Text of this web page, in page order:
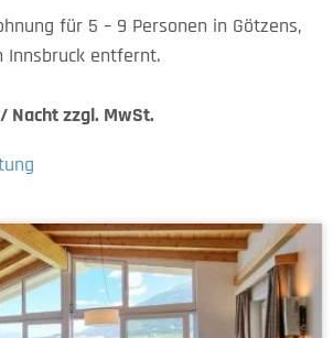
für 5 – 9 Personen in Götzens,
Innsbruck entfernt.
Nacht zzgl. MwSt.